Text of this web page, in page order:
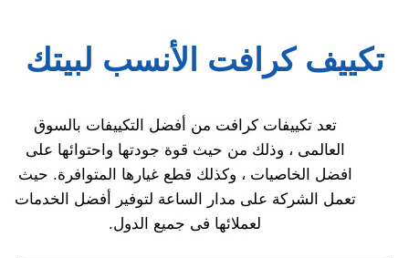
تكييف كرافت الأنسب لبيتك
تعد تكييفات كرافت من أفضل التكييفات بالسوق
العالمى ، وذلك من حيث قوة جودتها واحتوائها على
افضل الخاصيات ، وكذلك قطع غيارها المتوافرة. حيث
تعمل الشركة على مدار الساعة لتوفير أفضل الخدمات
لعملائها فى جميع الدول.